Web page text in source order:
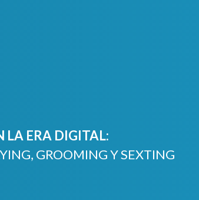
LA ERA DIGITAL:
GROOMING Y SEXTING